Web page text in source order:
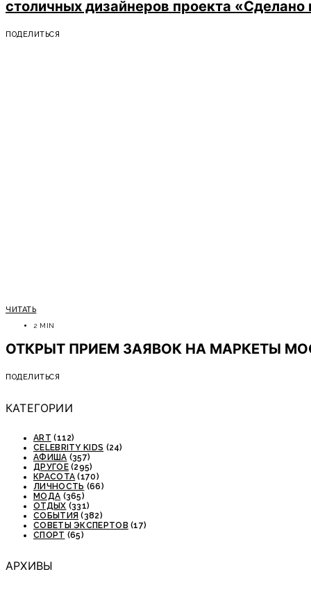
столичных дизайнеров проекта «Сделано
ПОДЕЛИТЬСЯ
ЧИТАТЬ
2 MIN
ОТКРЫТ ПРИЕМ ЗАЯВОК НА МАРКЕТЫ
ПОДЕЛИТЬСЯ
КАТЕГОРИИ
ART (112)
CELEBRITY KIDS (24)
АФИША (357)
ДРУГОЕ(295)
КРАСОТА (170)
ЛИЧНОСТЬ (66)
МОДА (365)
ОТДЫХ (331)
СОБЫТИЯ (382)
СОВЕТЫ ЭКСПЕРТОВ (17)
СПОРТ (65)
АРХИВЫ